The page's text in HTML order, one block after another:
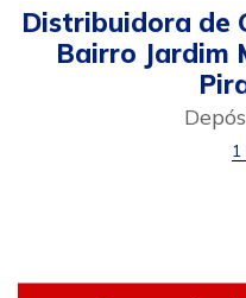
Distribuidora de
Bairro Jardim
1